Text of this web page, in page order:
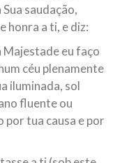
saudação,
honra a ti, e diz:
Majestade eu faço
céu plenamente
iluminada, sol
fluente ou
por tua causa e por